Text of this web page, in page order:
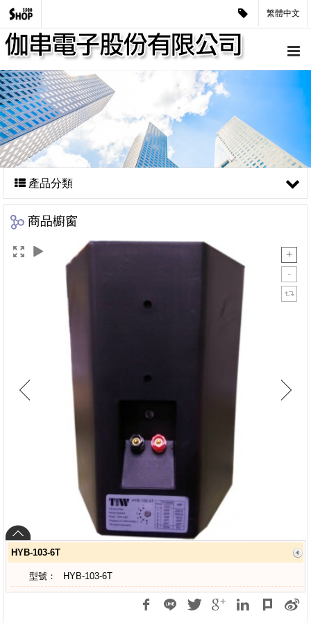
繁體中文
產品分類
商品櫥窗
HYB-103-6T
型號： HYB-103-6T